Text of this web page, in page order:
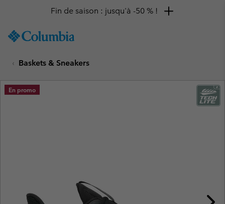
TO
SKIP
MAIN
NAV
Fin de saison : jusqu'à -50 % !
Baskets & Sneakers
En promo